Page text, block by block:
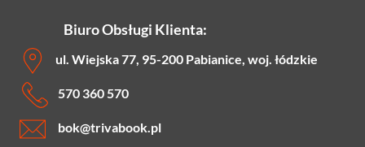
Biuro Obsługi Klienta:
ul. Wiejska 77, 95-200 Pabianice, woj. łódzkie
570 360 570
bok@trivabook.pl